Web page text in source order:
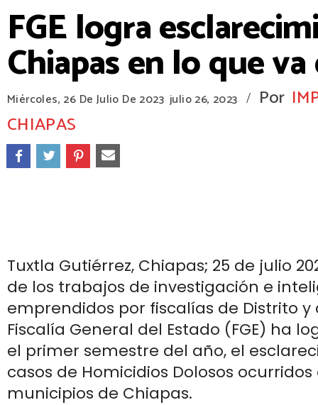
FGE logra
Chiapas en lo que
Miércoles, 26 De Julio De 2023 julio 26, 2023 / Por
CHIAPAS
Tuxtla Gutiérrez, Chiapas; 25 de julio
de los trabajos de investigación e
emprendidos por fiscalías de Distrito y
Fiscalía General del Estado (FGE) ha
el primer semestre del año, el
casos de Homicidios Dolosos
municipios de Chiapas.